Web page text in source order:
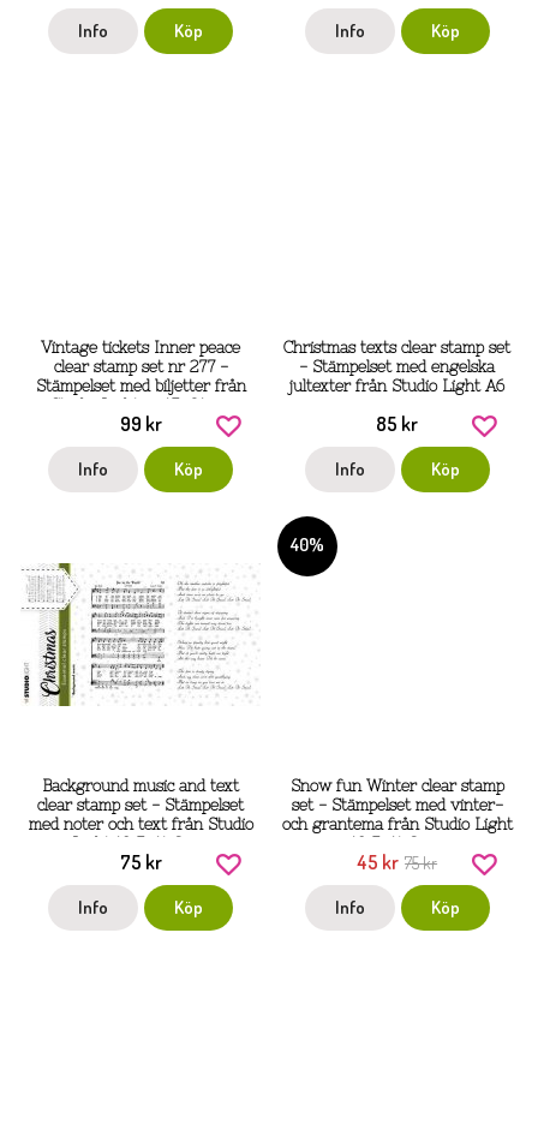
Info Köp Info Köp
Vintage tickets Inner peace
clear stamp set nr 277 -
Stämpelset med biljetter från
99 kr
Info Köp
Christmas texts clear stamp set
- Stämpelset med engelska
jultexter från Studio Light A6
85 kr
Info Köp
Background music and text
clear stamp set - Stämpelset
med noter och text från Studio
75 kr
Info Köp
40%
Snow fun Winter clear stamp
set - Stämpelset med vinter-
och grantema från Studio Light
45 kr 75 kr
Info Köp